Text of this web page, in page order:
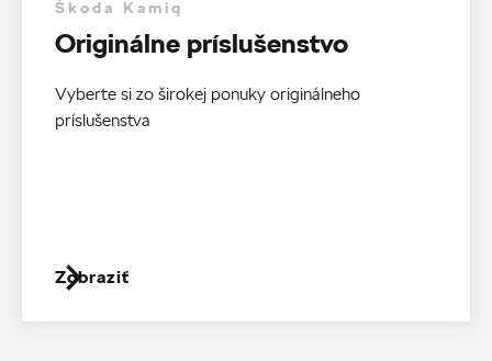
Škoda Kamiq
Originálne príslušenstvo
Vyberte si zo širokej ponuky originálneho
príslušenstva
Zobraziť